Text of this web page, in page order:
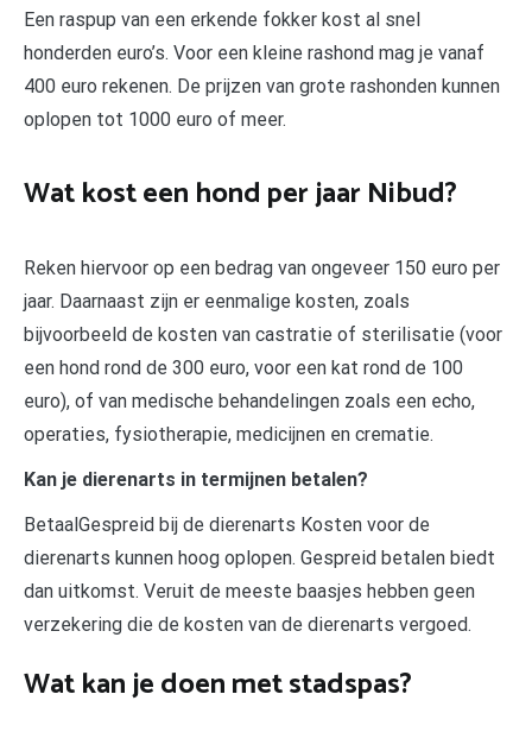
Een raspup van een erkende fokker kost al snel
honderden euro’s. Voor een kleine rashond mag je vanaf
400 euro rekenen. De prijzen van grote rashonden kunnen
oplopen tot 1000 euro of meer.
Wat kost een hond per jaar Nibud?
Reken hiervoor op een bedrag van ongeveer 150 euro per
jaar. Daarnaast zijn er eenmalige kosten, zoals
bijvoorbeeld de kosten van castratie of sterilisatie (voor
een hond rond de 300 euro, voor een kat rond de 100
euro), of van medische behandelingen zoals een echo,
operaties, fysiotherapie, medicijnen en crematie.
Kan je dierenarts in termijnen betalen?
BetaalGespreid bij de dierenarts Kosten voor de
dierenarts kunnen hoog oplopen. Gespreid betalen biedt
dan uitkomst. Veruit de meeste baasjes hebben geen
verzekering die de kosten van de dierenarts vergoed.
Wat kan je doen met stadspas?